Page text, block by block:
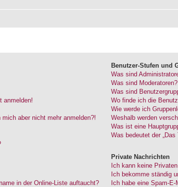
anmelden!
aber nicht mehr anmelden?!
in der Online-Liste auftaucht?
Benutzer-Stufen und
Was sind
Was sind Moderatoren?
Was sind
Wo finde ich die
Wie werde ich
Weshalb werden
Was ist eine
Was bedeutet der
Private Nachrichten
Ich kann keine
Ich bekomme ständig
Ich habe eine Spam-